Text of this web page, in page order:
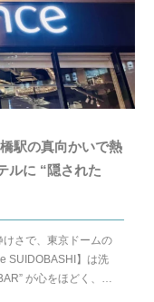
駅の真向かいで熱
ルに “隠された
さで、東京ドームの
SUIDOBASHI】は洗
が心をほどく、感